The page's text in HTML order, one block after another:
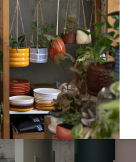
simples para cualquier